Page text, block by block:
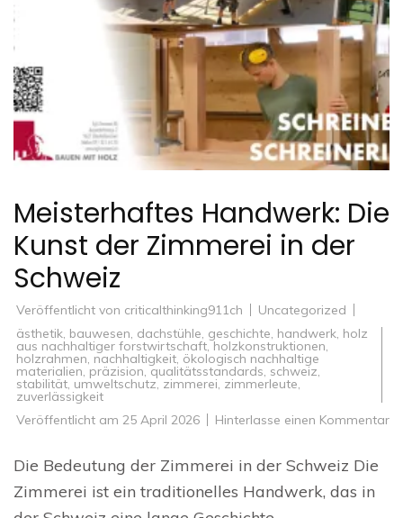
Meisterhaftes Handwerk: Die
Kunst der Zimmerei in der
Schweiz
Veröffentlicht von criticalthinking911ch
Uncategorized
ästhetik, bauwesen, dachstühle, geschichte, handwerk, holz
aus nachhaltiger forstwirtschaft,holzkonstruktionen,
holzrahmen, nachhaltigkeit, ökologisch nachhaltige
materialien, präzision,qualitätsstandards, schweiz,
stabilität, umweltschutz, zimmerei, zimmerleute,
zuverlässigkeit
Veröffentlicht am 25 April 2026 Hinterlasse einen Kommentarzu
Die Bedeutung der Zimmerei in der Schweiz Die
Zimmerei ist ein traditionelles Handwerk, das in